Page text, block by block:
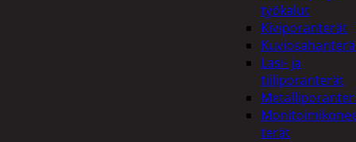
työkalut
Kiviporanterät
Kuviosahanterä
Lasi- ja
tiiliporanterät
terät